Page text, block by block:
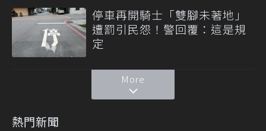
停車再開騎士「雙腳未著地」
遭罰引民怨！警回覆：這是規
定
More
熱門新聞